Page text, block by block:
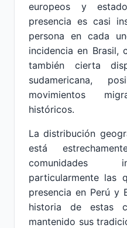
europeos y
presencia es casi
persona en cada
incidencia en Brasil,
también cierta
sudamericana,
movimientos
históricos.
La distribución
está
comunidades
particularmente las
presencia en Perú y
historia de estas
mantenido sus